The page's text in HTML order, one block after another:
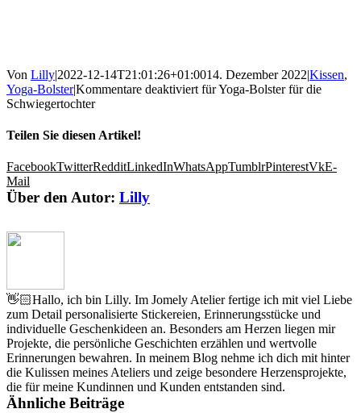
Von Lilly|2022-12-14T21:01:26+01:0014. Dezember 2022|Kissen,
Yoga-Bolster|Kommentare deaktiviert für Yoga-Bolster für die
Schwiegertochter
Teilen Sie diesen Artikel!
FacebookTwitterRedditLinkedInWhatsAppTumblrPinterestVkE-
Mail
Über den Autor: Lilly
👋🏻Hallo, ich bin Lilly. Im Jomely Atelier fertige ich mit viel Liebe
zum Detail personalisierte Stickereien, Erinnerungsstücke und
individuelle Geschenkideen an. Besonders am Herzen liegen mir
Projekte, die persönliche Geschichten erzählen und wertvolle
Erinnerungen bewahren. In meinem Blog nehme ich dich mit hinter
die Kulissen meines Ateliers und zeige besondere Herzensprojekte,
die für meine Kundinnen und Kunden entstanden sind.
Ähnliche Beiträge